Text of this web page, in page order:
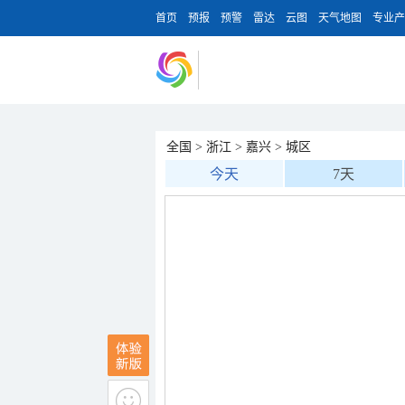
首页 预报 预警 雷达 云图 天气地图 专业
全国 > 浙江 > 嘉兴 > 城区
今天 7天